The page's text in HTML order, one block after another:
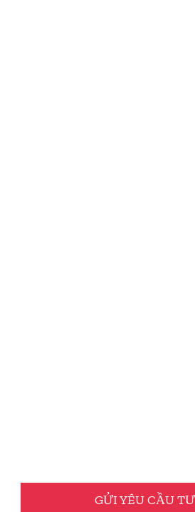
GỬI YÊU CẦU